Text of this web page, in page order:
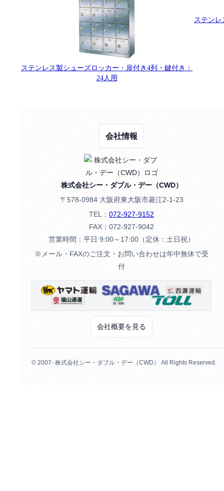
ステンレス製シューズロッカー・扉付き4列・鍵付き：
24人用
ステン
会社情報
株式会社シー・ダブル・デー（CWD）
〒578-0984 大阪府東大阪市菱江2-1-23
TEL： 072-927-9152
FAX：072-927-9042
営業時間：平日 9:00～17:00（定休：土日祝）
※メール・FAXのご注文・お問い合わせは年中無休で受
付
会社概要を見る
© 2007- 株式会社シー・ダブル・デー（CWD） All Rights Reserved.